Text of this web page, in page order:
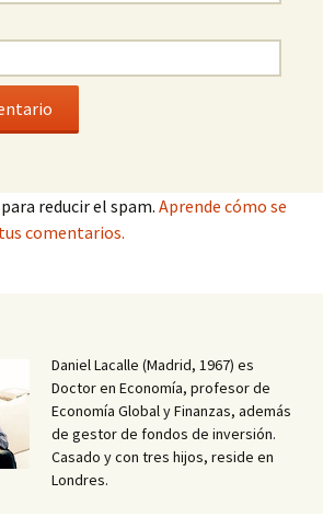
reducir el spam. Aprende cómo se
comentarios.
Daniel Lacalle (Madrid, 1967) es
Doctor en Economía, profesor de
Economía Global y Finanzas, además
de gestor de fondos de inversión.
Casado y con tres hijos, reside en
Londres.